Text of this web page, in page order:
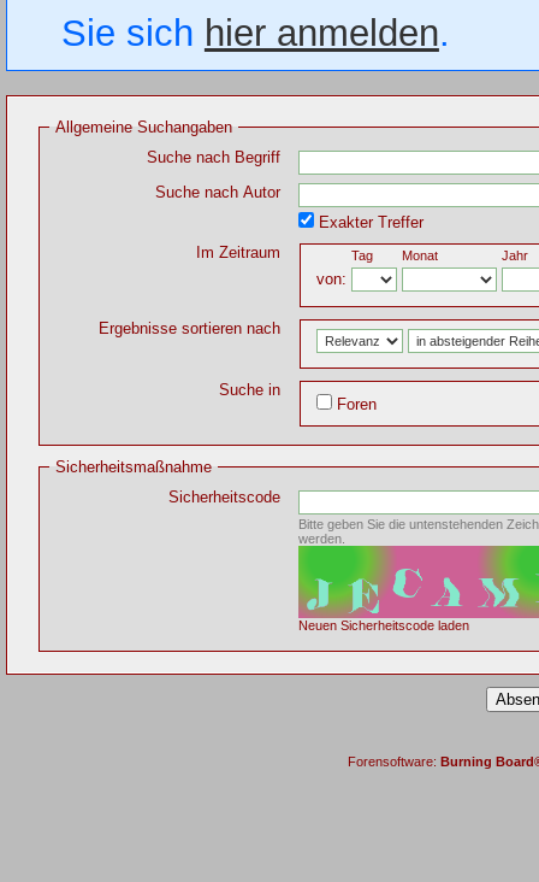
Sie sich hier anmelden.
Allgemeine Suchangaben
Suche nach Begriff
Suche nach Autor
Exakter Treffer
Im Zeitraum
von:
Tag Monat Jahr
Ergebnisse sortieren nach
Suche in
Foren
Sicherheitsmaßnahme
Sicherheitscode
Bitte geben Sie die untenstehenden
werden.
Neuen Sicherheitscode laden
Forensoftware: Burning